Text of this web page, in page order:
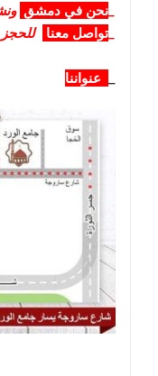
نحن في دمشق
تواصل معنا
عنواننا